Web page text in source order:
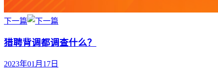
下一篇
猎聘背调都调查什么？
2023年01月17日